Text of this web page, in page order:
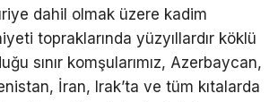
dahil olmak üzere kadim
topraklarında yüzyıllardır köklü
sınır komşularımız, Azerbaycan,
İran, Irak’ta ve tüm kıtalarda